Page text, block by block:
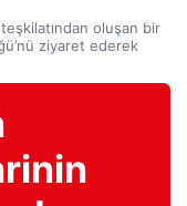
oluşan bir
ziyaret ederek